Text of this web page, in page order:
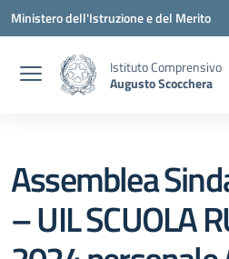
Vai ai contenuti
Vai al menu di navigazione
Vai al footer
Ministero dell'Istruzione e del Merito
Istituto Comprensivo
Augusto Scocchera
Assemblea
– UIL SCUOLA